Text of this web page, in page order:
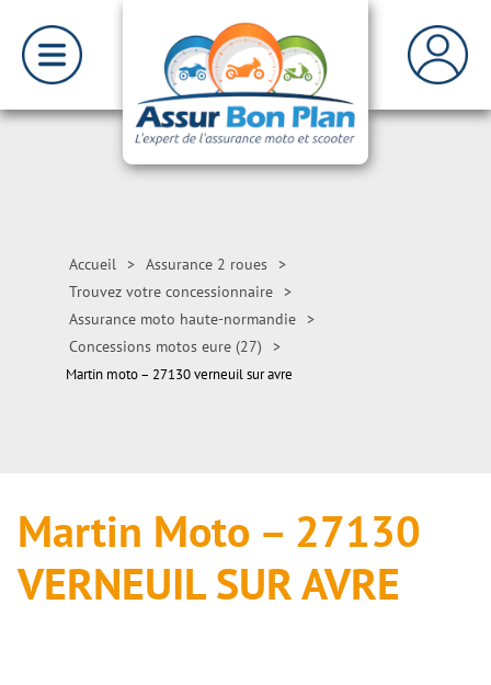
Accueil > Assurance 2 roues >
Trouvez votre concessionnaire >
Assurance moto haute-normandie >
Concessions motos eure (27)
>
Martin moto – 27130 verneuil sur avre
Martin Moto – 27130
VERNEUIL SUR AVRE